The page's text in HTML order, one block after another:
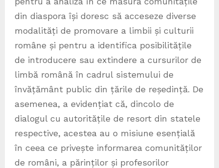
din diaspora își doresc să acceseze diverse
modalități de promovare a limbii și culturii
române și pentru a identifica posibilitățile
de introducere sau extindere a cursurilor de
limbă română în cadrul sistemului de
învățământ public din țările de reședință. De
asemenea, a evidențiat că, dincolo de
dialogul cu autoritățile de resort din statele
respective, acestea au o misiune esențială
în ceea ce privește informarea comunităților
de români, a părinților și profesorilor